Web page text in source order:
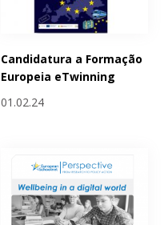
Candidatura a Formação
Europeia eTwinning
01.02.24